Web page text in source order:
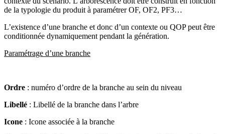
de la typologie du produit à paramétrer OF, OF2, PF3…
L’existence d’une branche et donc d’un contexte ou QOP peut être
conditionnée dynamiquement pendant la génération.
Paramétrage d’une branche
Ordre : numéro d’ordre de la branche au sein du niveau
Libellé : Libellé de la branche dans l’arbre
Icone : Icone associée à la branche